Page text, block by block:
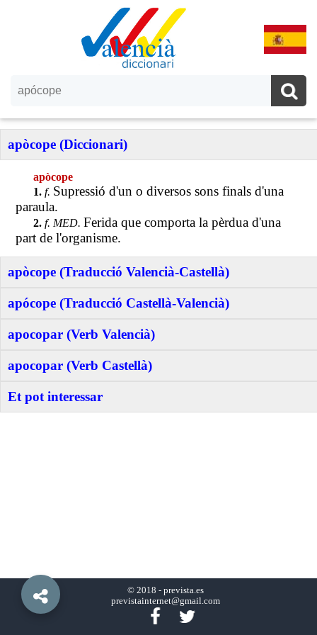
apòcope (Diccionari)
apòcope
1. f. Supressió d'un o diversos sons finals d'una
paraula.
2. f. MED. Ferida que comporta la pèrdua d'una
part de l'organisme.
apòcope (Traducció Valencià-Castellà)
apócope (Traducció Castellà-Valencià)
apocopar (Verb Valencià)
apocopar (Verb Castellà)
Et pot interessar
© 2018 - prevista.es
previstainternet@gmail.com